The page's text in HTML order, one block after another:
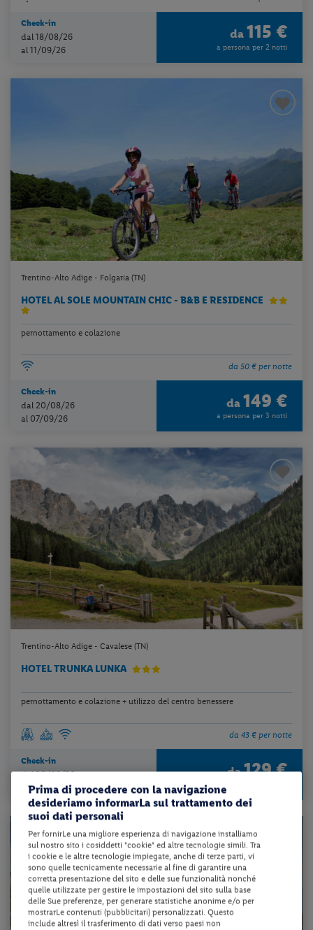
Check-in
dal 18/08/26
al 11/09/26
da 115 €
a persona per 2 notti
Trentino-Alto Adige - Folgaria (TN)
HOTEL AL SOLE MOUNTAIN CHIC - B&B E RESIDENCE
pernottamento e colazione
da 50 € per notte
Check-in
dal 20/08/26
al 07/09/26
da 149 €
a persona per 3 notti
Trentino-Alto Adige - Cavalese (TN)
HOTEL TRUNKA LUNKA
pernottamento e colazione + utilizzo del centro benessere
da 43 € per notte
Check-in
dal 20/08/26
al 10/09/26
da129 €
Prima di procedere con la navigazione
desideriamo informarLa sul trattamento dei
suoi dati personali
Per fornirLe una migliore esperienza di navigazione installiamo
sul nostro sito i cosiddetti "cookie" ed altre tecnologie simili. Tra
i cookie e le altre tecnologie impiegate, anche di terze parti, vi
sono quelle tecnicamente necessarie al fine di garantire una
corretta presentazione del sito e delle sue funzionalità nonché
quelle utilizzate per gestire le impostazioni del sito sulla base
delle Sue preferenze, per generare statistiche anonime e/o per
mostrarLe contenuti (pubblicitari) personalizzati. Questo
include altresì il trasferimento di dati verso paesi non